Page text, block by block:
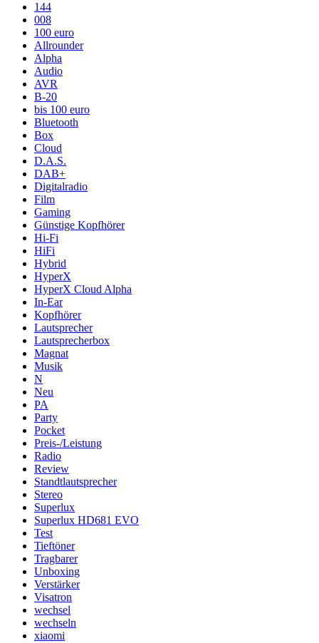
144
008
100 euro
Allrounder
Alpha
Audio
AVR
B-20
bis 100 euro
Bluetooth
Box
Cloud
D.A.S.
DAB+
Digitalradio
Film
Gaming
Günstige Kopfhörer
Hi-Fi
HiFi
Hybrid
HyperX
HyperX Cloud Alpha
In-Ear
Kopfhörer
Lautsprecher
Lautsprecherbox
Magnat
Musik
N
Neu
PA
Party
Pocket
Preis-/Leistung
Radio
Review
Standtlautsprecher
Stereo
Superlux
Superlux HD681 EVO
Test
Tieftöner
Tragbarer
Unboxing
Verstärker
Visatron
wechsel
wechseln
xiaomi